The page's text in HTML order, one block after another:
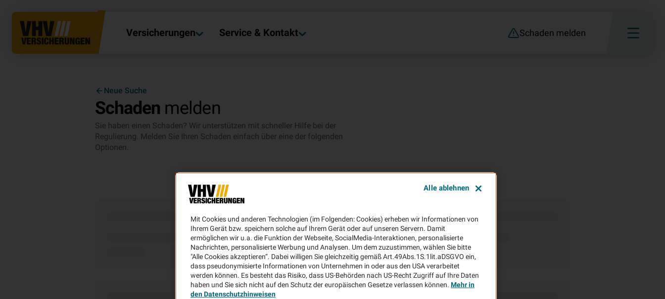
Versicherungen Service & Kontakt Schaden melden
Neue Suche
Schaden melden
Sie haben einen Schaden? Wir unterstützen mit schneller Hilfe bei der
Regulierung. Melden Sie Ihren Schaden einfach über eine der folgenden
Optionen.
Um welche Versicherung geht es?
Mit Cookies und anderen Technologien (im Folgenden: Cookies) erheben wir Informationen von
Ihrem Gerät bzw. speichern solche auf Ihrem Gerät oder auf unseren Servern. Damit
ermöglichen wir u.a. die Funktion der Webseite, SocialMedia-Interaktionen, personalisierte
Nachrichten, personalisierte Werbung und Analysen. Um dem zuzustimmen, wählen Sie bitte
"Alle Cookies akzeptieren“. Dabei willigen Sie gleichzeitig gemäß Art.49Abs.1S.1lit.aDSGVO ein,
dass pseudonymisierte Informationen von Unternehmen in oder aus den USA verarbeitet
werden können. Es besteht das Risiko, dass US-Behörden nach US-Recht Zugriff auf Ihre Daten
haben und Sie sich nicht auf den Schutz der europäischen Gesetze verlassen können. Mehr in
den Datenschutzhinweisen
Alle ablehnen